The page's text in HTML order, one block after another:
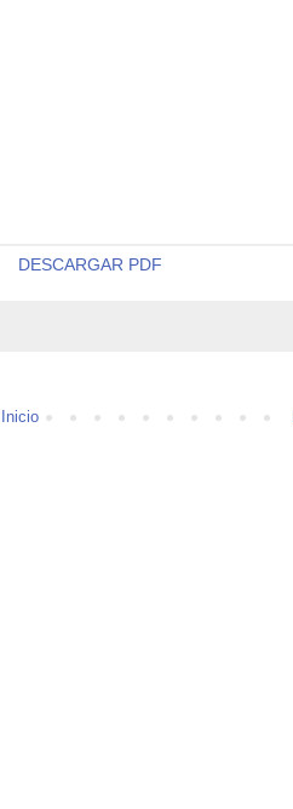
DESCARGAR PDF
Inicio